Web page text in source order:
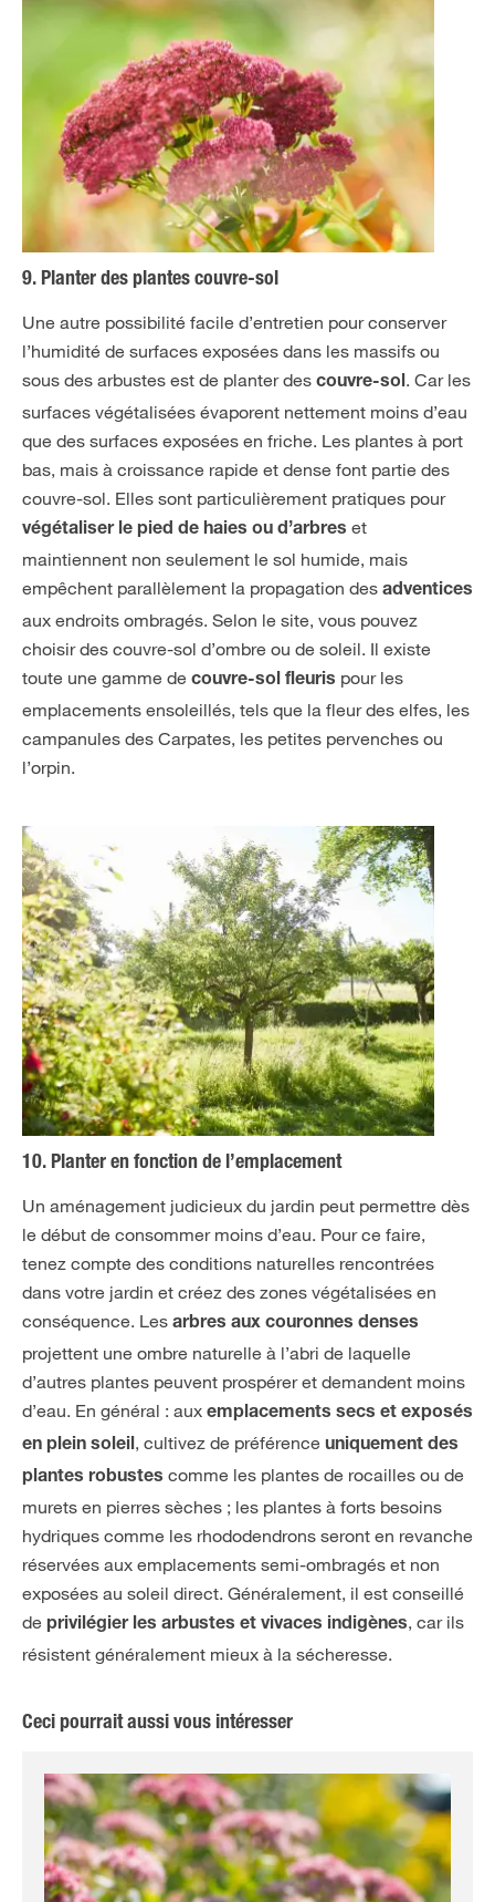
9. Planter des plantes couvre-sol
Une autre possibilité facile d’entretien pour conserver
l’humidité de surfaces exposées dans les massifs ou
sous des arbustes est de planter des couvre-sol. Car les
surfaces végétalisées évaporent nettement moins d’eau
que des surfaces exposées en friche. Les plantes à port
bas, mais à croissance rapide et dense font partie des
couvre-sol. Elles sont particulièrement pratiques pour
végétaliser le pied de haies ou d’arbres et
maintiennent non seulement le sol humide, mais
empêchent parallèlement la propagation des adventices
aux endroits ombragés. Selon le site, vous pouvez
choisir des couvre-sol d’ombre ou de soleil. Il existe
toute une gamme de couvre-sol fleuris pour les
emplacements ensoleillés, tels que la fleur des elfes, les
campanules des Carpates, les petites pervenches ou
l’orpin.
10. Planter en fonction de l’emplacement
Un aménagement judicieux du jardin peut permettre dès
le début de consommer moins d’eau. Pour ce faire,
tenez compte des conditions naturelles rencontrées
dans votre jardin et créez des zones végétalisées en
conséquence. Les arbres aux couronnes denses
projettent une ombre naturelle à l’abri de laquelle
d’autres plantes peuvent prospérer et demandent moins
d’eau. En général : aux emplacements secs et exposés
en plein soleil, cultivez de préférence uniquement des
plantes robustes comme les plantes de rocailles ou de
murets en pierres sèches ; les plantes à forts besoins
hydriques comme les rhododendrons seront en revanche
réservées aux emplacements semi-ombragés et non
exposées au soleil direct. Généralement, il est conseillé
de privilégier les arbustes et vivaces indigènes, car ils
résistent généralement mieux à la sécheresse.
Ceci pourrait aussi vous intéresser